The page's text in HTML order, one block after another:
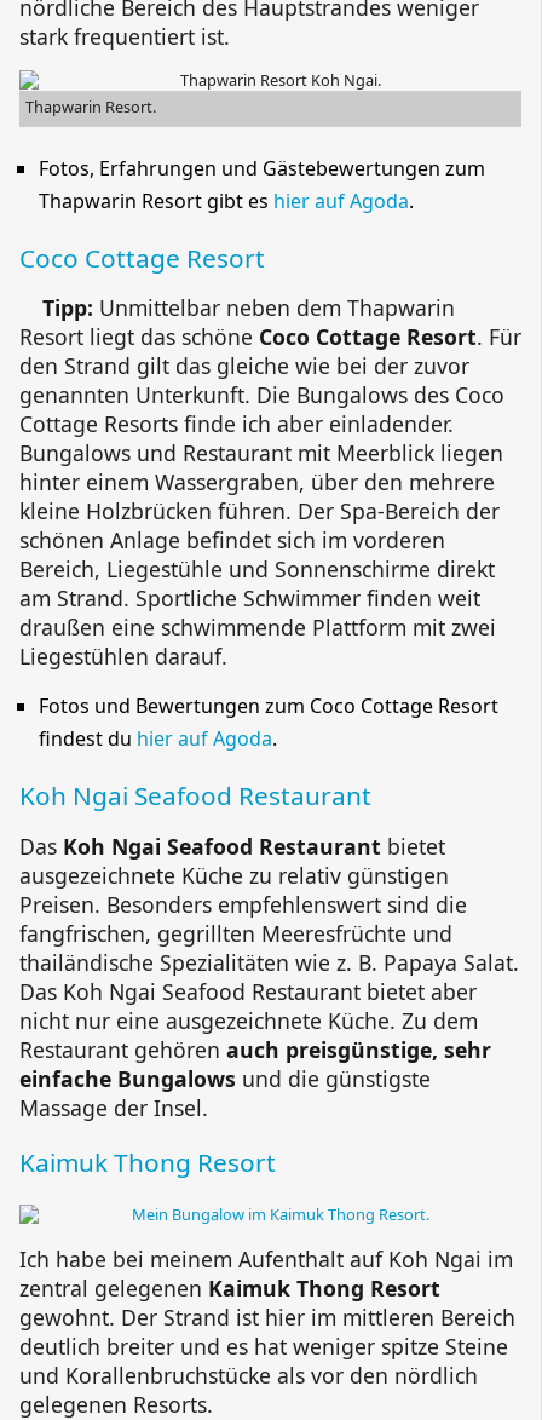
nördliche Bereich des Hauptstrandes weniger
stark frequentiert ist.
Thapwarin Resort.
Fotos, Erfahrungen und Gästebewertungen zum
Thapwarin Resortgibt es hier auf Agoda.
Coco Cottage Resort
Tipp: Unmittelbar neben dem Thapwarin
Resort liegt das schöne Coco Cottage Resort. Für
den Strand gilt das gleiche wie bei der zuvor
genannten Unterkunft. Die Bungalows des Coco
Cottage Resorts finde ich aber einladender.
Bungalows und Restaurant mit Meerblick liegen
hinter einem Wassergraben, über den mehrere
kleine Holzbrücken führen. Der Spa-Bereich der
schönen Anlage befindet sich im vorderen
Bereich, Liegestühle und Sonnenschirme direkt
am Strand. Sportliche Schwimmer finden weit
draußen eine schwimmende Plattform mit zwei
Liegestühlen darauf.
Fotos und Bewertungen zum Coco Cottage Resort
findest du hier auf Agoda.
Koh Ngai Seafood Restaurant
Das Koh Ngai Seafood Restaurant bietet
ausgezeichnete Küche zu relativ günstigen
Preisen. Besonders empfehlenswert sind die
fangfrischen, gegrillten Meeresfrüchte und
thailändische Spezialitäten wie z. B. Papaya Salat.
Das Koh Ngai Seafood Restaurant bietet aber
nicht nur eine ausgezeichnete Küche. Zu dem
Restaurant gehören auch preisgünstige, sehr
einfache Bungalows und die günstigste
Massage der Insel.
Kaimuk Thong Resort
Ich habe bei meinem Aufenthalt auf Koh Ngai im
zentral gelegenen Kaimuk Thong Resort
gewohnt. Der Strand ist hier im mittleren Bereich
deutlich breiter und es hat weniger spitze Steine
und Korallenbruchstücke als vor den nördlich
gelegenen Resorts.